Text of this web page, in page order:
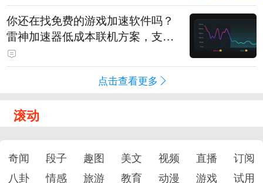
你还在找免费的游戏加速软件吗？
雷神加速器低成本联机方案，支持
免费试用
点击查看更多
滚动
奇闻 段子 趣图 美文 视频 直播
订阅
八卦
情感 旅游 教育 动漫 游戏 试用